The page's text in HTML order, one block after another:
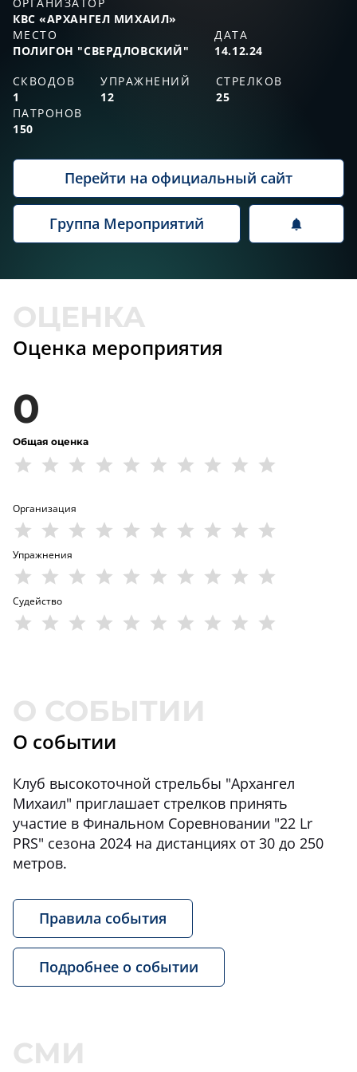
КВС «АРХАНГЕЛ МИХАИЛ»
МЕСТО
ПОЛИГОН "СВЕРДЛОВСКИЙ"
ДАТА
14.12.24
СКВОДОВ
1
УПРАЖНЕНИЙ
12
СТРЕЛКОВ
25
ПАТРОНОВ
150
Перейти на официальный сайт
Группа Мероприятий
Оценка мероприятия
0
Общая оценка
Организация
Упражнения
Судейство
О событии
Клуб высокоточной стрельбы "Архангел
Михаил" приглашает стрелков принять
участие в Финальном Соревновании "22 Lr
PRS" сезона 2024 на дистанциях от 30 до 250
метров.
Правила события
Подробнее о событии